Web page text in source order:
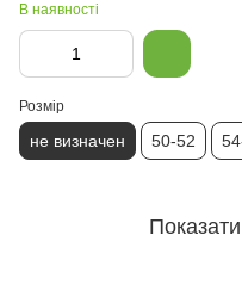
В наявності
Розмір
не визначен 50-52